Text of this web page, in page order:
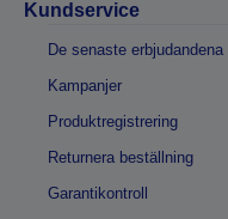
Kundservice
De senaste erbjudandena
Kampanjer
Produktregistrering
Returnera beställning
Garantikontroll